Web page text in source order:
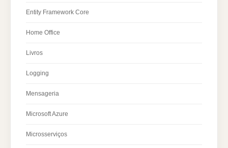
Entity Framework Core
Home Office
Livros
Logging
Mensageria
Microsoft Azure
Microsserviços